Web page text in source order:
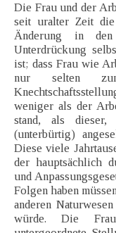
Die Frau und der
seit uralter Zeit
Änderung in
Unterdrückung
ist; dass Frau wie
nur selten
weniger als der
stand, als
(unterbürtig)
Diese viele
der hauptsächlich
und
Folgen haben
anderen
würde. Die